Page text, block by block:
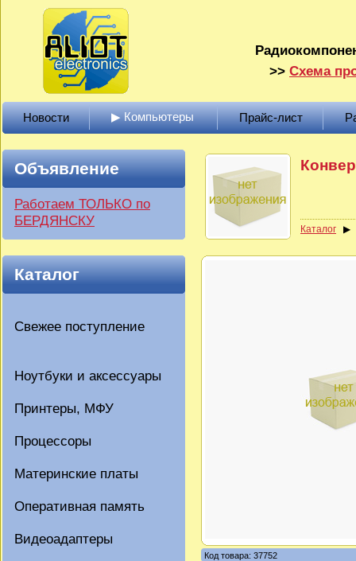
>> Схема
Новости ▶ Компьютеры Прайс-лист
Объявление
Работаем ТОЛЬКО по
БЕРДЯНСКУ
Каталог
Свежее поступление
Ноутбуки и аксессуары
Принтеры, МФУ
Процессоры
Материнские платы
Оперативная память
Видеоадаптеры
Каталог
Код товара: 37752